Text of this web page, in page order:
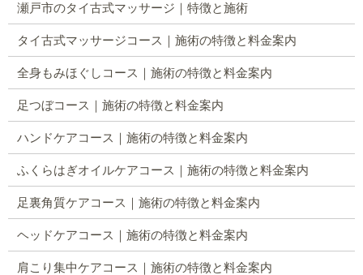
瀬戸市のタイ古式マッサージ｜特徴と施術
タイ古式マッサージコース｜施術の特徴と料金案内
全身もみほぐしコース｜施術の特徴と料金案内
足つぼコース｜施術の特徴と料金案内
ハンドケアコース｜施術の特徴と料金案内
ふくらはぎオイルケアコース｜施術の特徴と料金案内
足裏角質ケアコース｜施術の特徴と料金案内
ヘッドケアコース｜施術の特徴と料金案内
肩こり集中ケアコース｜施術の特徴と料金案内